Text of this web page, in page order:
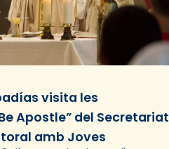
visita les
Apostle” del Secretariat
amb Joves